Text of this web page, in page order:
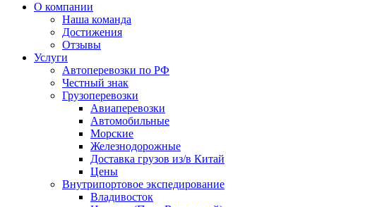
О компании
Наша команда
Достижения
Отзывы
Услуги
Автоперевозки по РФ
Честный знак
Грузоперевозки
Авиаперевозки
Автомобильные
Морские
Железнодорожные
Доставка грузов из/в Китай
Цены
Внутрипортовое экспедирование
Владивосток